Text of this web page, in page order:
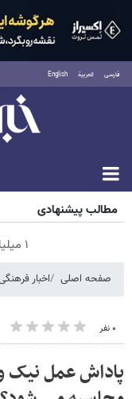
فارسی العربية English
جمعه ۱۶
مطالب پیشنهادی
۱ میلیارد اعتبار خرید طلا | بدون ضامن و چک
صفحه اصلی اخبار
۰ نفر
پاداش عمل نیک